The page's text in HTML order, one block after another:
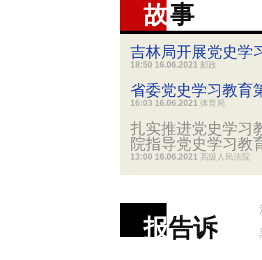
故事
吉林局开展党史学
18:50 16.06.2021 邮政
省委党史学习教育
16:03 16.06.2021 体育局
扎实推进党史学习
院指导党史学习教
13:00 16.06.2021 高级人民法院
报告诉